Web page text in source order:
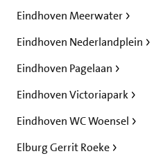
Eindhoven Meerwater
Eindhoven Nederlandplein
Eindhoven Pagelaan
Eindhoven Victoriapark
Eindhoven WC Woensel
Elburg Gerrit Roeke